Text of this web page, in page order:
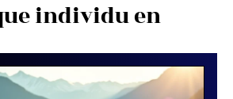
individu en